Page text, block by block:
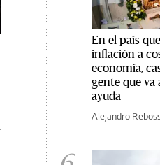
En el país
inflación a
economía,
gente que va
ayuda
Alejandro